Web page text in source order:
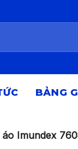
BẢNG
Imundex